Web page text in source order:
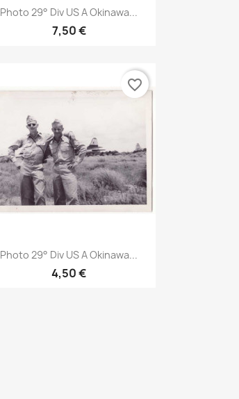
Aperçu rapide
Photo 29° Div US A Okinawa...
7,50 €
Aperçu rapide
Photo 29° Div US A Okinawa...
4,50 €
favorite_border